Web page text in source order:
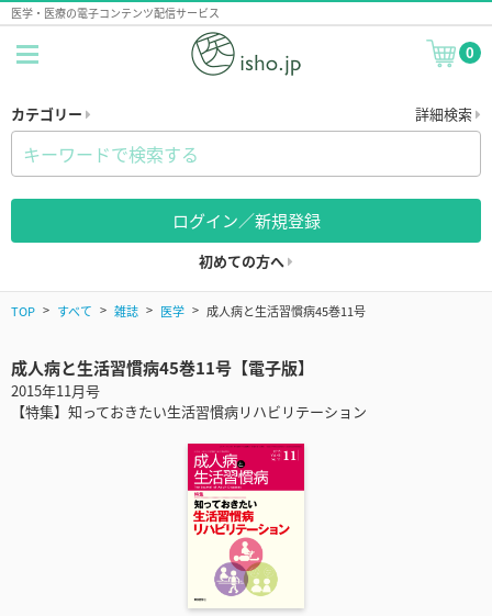
医学・医療の電子コンテンツ配信サービス
0
カテゴリー 詳細検索
ログイン／新規登録
初めての方へ
TOP すべて 雑誌 医学 成人病と生活習慣病45巻11号
成人病と生活習慣病45巻11号【電子版】
2015年11月号
【特集】知っておきたい生活習慣病リハビリテーション